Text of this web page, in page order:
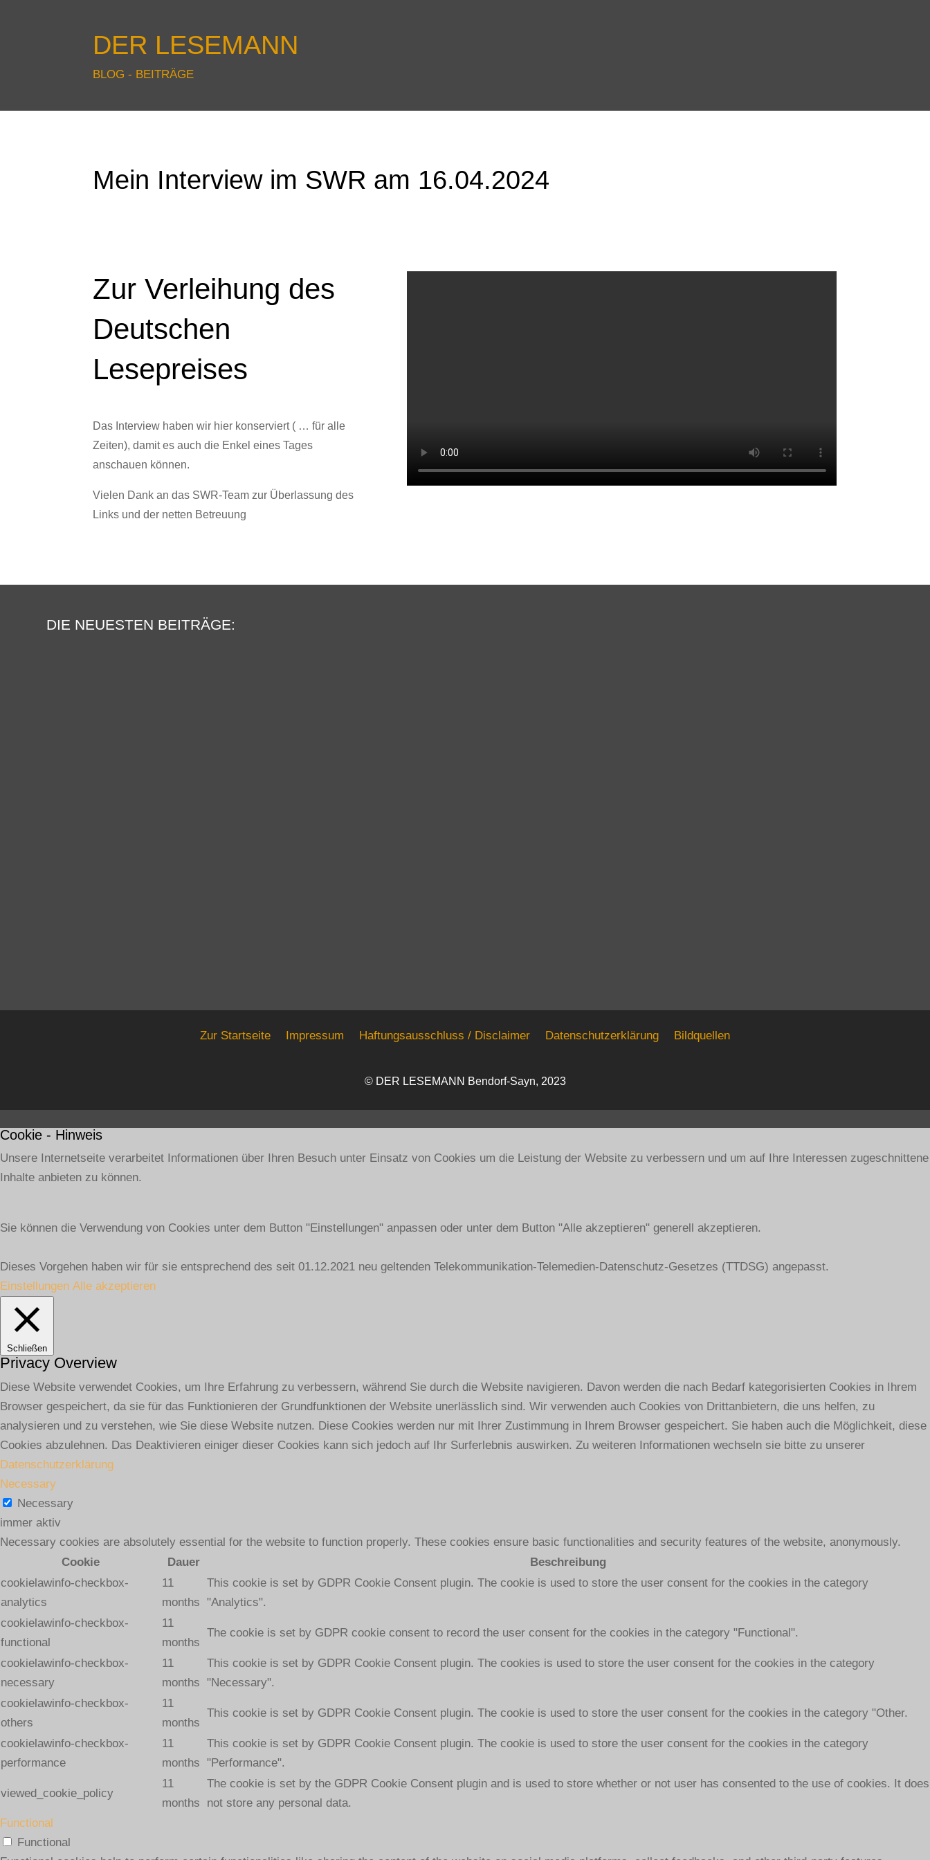
DER LESEMANN
BLOG - BEITRÄGE
Mein Interview im SWR am 16.04.2024
Zur Verleihung des
Deutschen
Lesepreises
Das Interview haben wir hier konserviert ( … für alle
Zeiten), damit es auch die Enkel eines Tages
anschauen können.
Vielen Dank an das SWR-Team zur Überlassung des
Links und der netten Betreuung
DIE NEUESTEN BEITRÄGE:
Zur Startseite Impressum Haftungsausschluss / Disclaimer Datenschutzerklärung Bildquellen
© DER LESEMANN Bendorf-Sayn, 2023
Cookie - Hinweis
Unsere Internetseite verarbeitet Informationen über Ihren Besuch unter Einsatz von Cookies um die Leistung der Website zu verbessern und um auf Ihre Interessen zugeschnittene
Inhalte anbieten zu können.
Sie können die Verwendung von Cookies unter dem Button "Einstellungen" anpassen oder unter dem Button "Alle akzeptieren" generell akzeptieren.
Dieses Vorgehen haben wir für sie entsprechend des seit 01.12.2021 neu geltenden Telekommunikation-Telemedien-Datenschutz-Gesetzes (TTDSG) angepasst.
Einstellungen Alle akzeptieren
Schließen
Privacy Overview
Diese Website verwendet Cookies, um Ihre Erfahrung zu verbessern, während Sie durch die Website navigieren. Davon werden die nach Bedarf kategorisierten Cookies in Ihrem
Browser gespeichert, da sie für das Funktionieren der Grundfunktionen der Website unerlässlich sind. Wir verwenden auch Cookies von Drittanbietern, die uns helfen, zu
analysieren und zu verstehen, wie Sie diese Website nutzen. Diese Cookies werden nur mit Ihrer Zustimmung in Ihrem Browser gespeichert. Sie haben auch die Möglichkeit, diese
Cookies abzulehnen. Das Deaktivieren einiger dieser Cookies kann sich jedoch auf Ihr Surferlebnis auswirken. Zu weiteren Informationen wechseln sie bitte zu unserer
Datenschutzerklärung
Necessary
Necessary
immer aktiv
Necessary cookies are absolutely essential for the website to function properly. These cookies ensure basic functionalities and security features of the website, anonymously.
Cookie
Dauer
Beschreibung
cookielawinfo-checkbox-
analytics
11
months
This cookie is set by GDPR Cookie Consent plugin. The cookie is used to store the user consent for the cookies in the category
"Analytics".
cookielawinfo-checkbox-
functional
11
months
The cookie is set by GDPR cookie consent to record the user consent for the cookies in the category "Functional".
cookielawinfo-checkbox-
necessary
11
months
This cookie is set by GDPR Cookie Consent plugin. The cookies is used to store the user consent for the cookies in the category
"Necessary".
cookielawinfo-checkbox-
others
11
months
This cookie is set by GDPR Cookie Consent plugin. The cookie is used to store the user consent for the cookies in the category "Other.
cookielawinfo-checkbox-
performance
11
months
This cookie is set by GDPR Cookie Consent plugin. The cookie is used to store the user consent for the cookies in the category
"Performance".
viewed_cookie_policy
11
months
The cookie is set by the GDPR Cookie Consent plugin and is used to store whether or not user has consented to the use of cookies. It does
not store any personal data.
Functional
Functional